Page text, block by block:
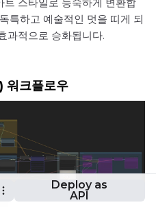
Deploy as
API
특하고 예술적인 멋을 띠게 되
과적으로 승화됩니다.
크플로우